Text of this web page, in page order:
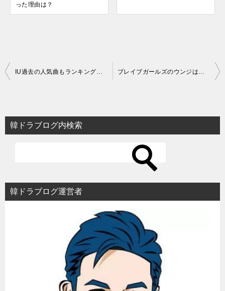
った理由は？
投
ビ
ゲ
ョ
ン
IU過去の人気曲もランキングに顔を出す！【ストリーミングの女王】 ブレイブガールズのウンジはビジュアルメンバー。似ている芸能人とは？
韓ドラブログ内検索
韓ドラブログ運営者